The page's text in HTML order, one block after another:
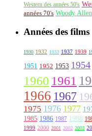
Western des années 50's
années 70's Woody Allen
Années des films
1930 1932 1933 1937 1939
1951 1952 1953 1954
1960 1961
1966 1967
1975 1976 1977
1985 1986 1987 1988
1999 2000 2001 2002 2003